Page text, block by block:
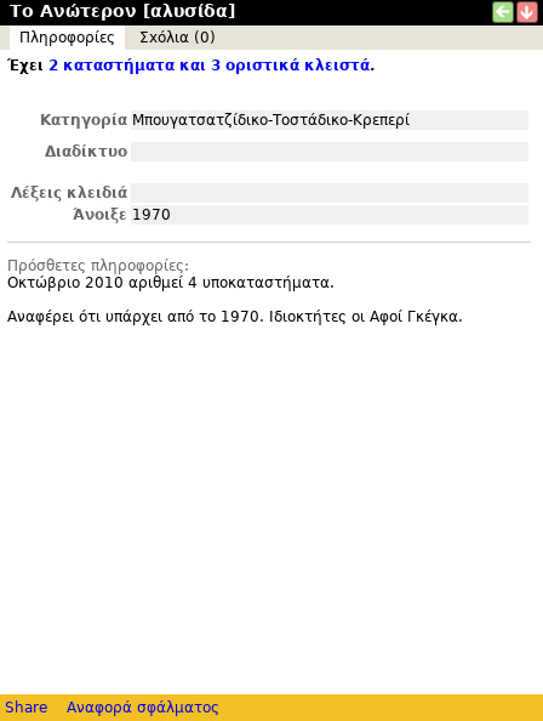
Το Ανώτερον [αλυσίδα]
Πληροφορίες
Σxόλια (0)
Έχει 2 καταστήματα και 3 οριστικά κλειστά.
Κατηγορία Μπουγατσατζίδικο-Τοστάδικο-Κρεπερί
Διαδίκτυο
Λέξεις κλειδιά
Άνοιξε 1970
Πρόσθετες πληροφορίες:
Οκτώβριο 2010 αριθμεί 4 υποκαταστήματα.
Αναφέρει ότι υπάρχει από το 1970. Ιδιοκτήτες οι Αφοί Γκέγκα.
Share Αναφορά σφάλματος